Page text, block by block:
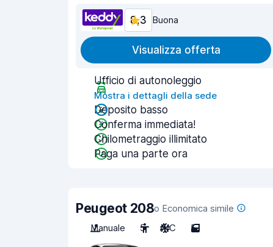
8,3 Buona
Visualizza offerta
Ufficio di autonoleggio
Mostra i dettagli della sede
Deposito basso
Conferma immediata!
Chilometraggio illimitato
Paga una parte ora
Peugeot 208o Economica simile
Manuale
5 A/C 5